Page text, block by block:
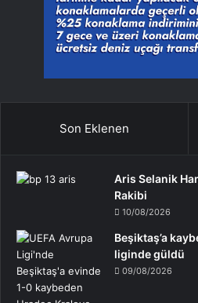
Son Eklenen
Aris Selanik
Rakibi
10/08/2026
Beşiktaş’a
liginde güldü
09/08/2026